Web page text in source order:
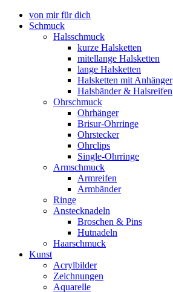
von mir für dich
Schmuck
Halsschmuck
kurze Halsketten
mitellange Halsketten
lange Halsketten
Halsketten mit Anhänger
Halsbänder & Halsreifen
Ohrschmuck
Ohrhänger
Brisur-Ohrringe
Ohrstecker
Ohrclips
Single-Ohrringe
Armschmuck
Armreifen
Armbänder
Ringe
Anstecknadeln
Broschen & Pins
Hutnadeln
Haarschmuck
Kunst
Acrylbilder
Zeichnungen
Aquarelle